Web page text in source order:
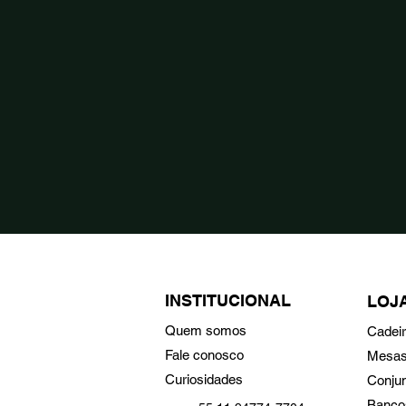
INSTITUCIONAL
Quem somos
Fale conosco
Curiosidades